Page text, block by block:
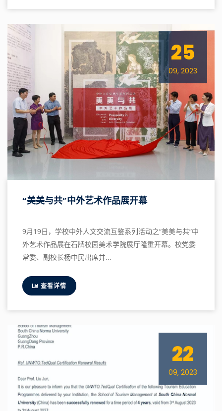
25
09, 2023
“美美与共”中外艺术作品展开幕
9月19日，学校中外人文交流互鉴系列活动之“美美与共”中
外艺术作品展在石牌校园美术学院展厅隆重开幕。校党委
常委、副校长杨中民出席并...
查看详情
22
09, 2023